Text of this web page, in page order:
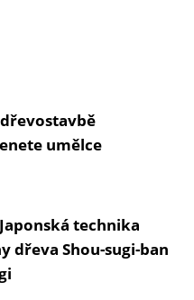
umělce
technika
dřeva Shou-sugi-ban